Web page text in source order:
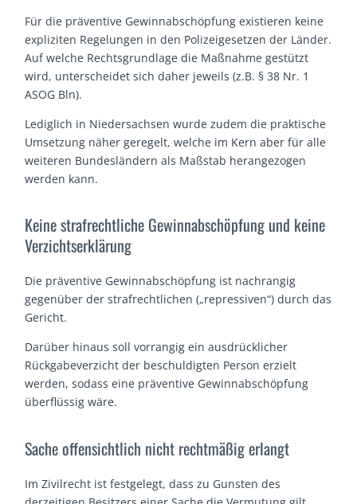
Für die präventive Gewinnabschöpfung existieren keine
expliziten Regelungen in den Polizeigesetzen der Länder.
Auf welche Rechtsgrundlage die Maßnahme gestützt
wird, unterscheidet sich daher jeweils (z.B. § 38 Nr. 1
ASOG Bln).
Lediglich in Niedersachsen wurde zudem die praktische
Umsetzung näher geregelt, welche im Kern aber für alle
weiteren Bundesländern als Maßstab herangezogen
werden kann.
Keine strafrechtliche Gewinnabschöpfung und keine
Verzichtserklärung
Die präventive Gewinnabschöpfung ist nachrangig
gegenüber der strafrechtlichen („repressiven“) durch das
Gericht.
Darüber hinaus soll vorrangig ein ausdrücklicher
Rückgabeverzicht der beschuldigten Person erzielt
werden, sodass eine präventive Gewinnabschöpfung
überflüssig wäre.
Sache offensichtlich nicht rechtmäßig erlangt
Im Zivilrecht ist festgelegt, dass zu Gunsten des